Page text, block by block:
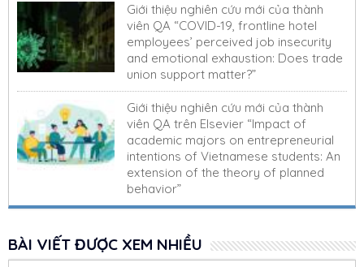
Giới thiệu nghiên cứu mới của thành
viên QA “COVID-19, frontline hotel
employees’ perceived job insecurity
and emotional exhaustion: Does trade
union support matter?”
Giới thiệu nghiên cứu mới của thành
viên QA trên Elsevier “Impact of
academic majors on entrepreneurial
intentions of Vietnamese students: An
extension of the theory of planned
behavior”
BÀI VIẾT ĐƯỢC XEM NHIỀU